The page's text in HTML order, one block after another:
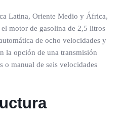
Latina, Oriente Medio y África,
motor de gasolina de 2,5 litros
de ocho velocidades y
la opción de una transmisión
o manual de seis velocidades